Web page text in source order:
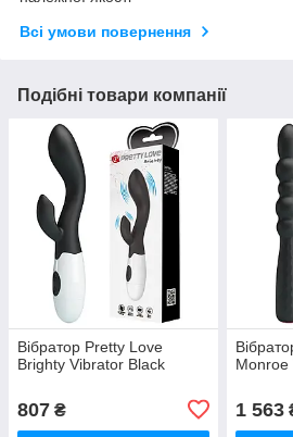
Всі умови повернення
Подібні товари компанії
Вібратор Pretty Love
Brighty Vibrator Black
807 ₴
Monroe
1 563